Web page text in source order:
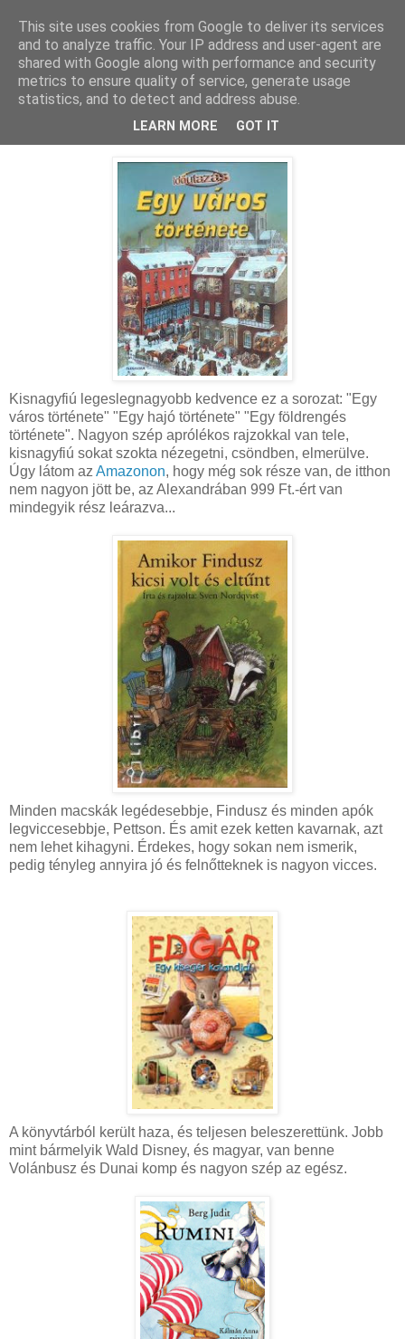
MAMAZON
2009. április 7., kedd
Amiket mostanában olvasunk
Kisnagyfiú legeslegnagyobb kedvence ez a sorozat: "Egy
város története" "Egy hajó története" "Egy földrengés
története". Nagyon szép aprólékos rajzokkal van tele,
kisnagyfiú sokat szokta nézegetni, csöndben, elmerülve.
Úgy látom az Amazonon, hogy még sok része van, de itthon
nem nagyon jött be, az Alexandrában 999 Ft.-ért van
mindegyik rész leárazva...
Minden macskák legédesebbje, Findusz és minden apók
legviccesebbje, Pettson. És amit ezek ketten kavarnak, azt
nem lehet kihagyni. Érdekes, hogy sokan nem ismerik,
pedig tényleg annyira jó és felnőtteknek is nagyon vicces.
A könyvtárból került haza, és teljesen beleszerettünk. Jobb
mint bármelyik Wald Disney, és magyar, van benne
Volánbusz és Dunai komp és nagyon szép az egész.
This site uses cookies from Google to deliver its services
and to analyze traffic. Your IP address and user-agent are
shared with Google along with performance and security
metrics to ensure quality of service, generate usage
statistics, and to detect and address abuse.
LEARN MORE GOT IT